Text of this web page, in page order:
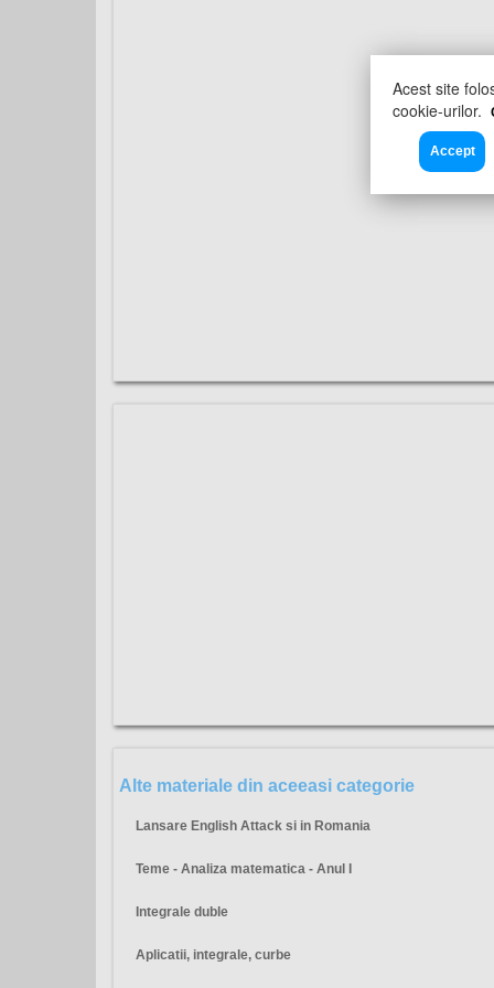
Alte materiale din aceeasi categorie
Lansare English Attack si in Romania
Teme - Analiza matematica - Anul I
Integrale duble
Aplicatii, integrale, curbe
Acest site
cookie-urilor.
Accept